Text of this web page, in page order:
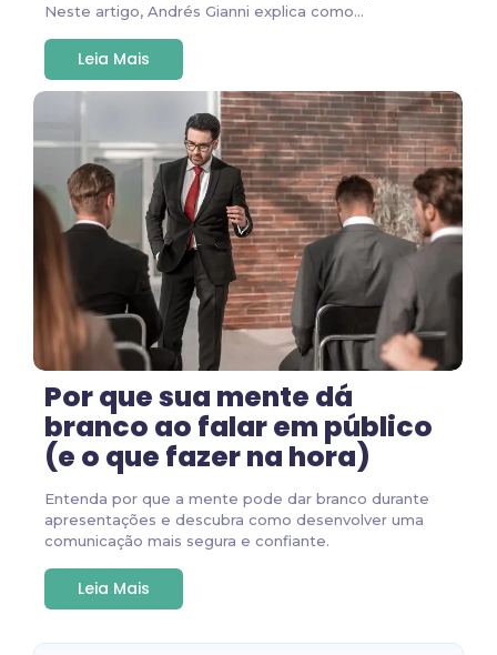
Neste artigo, Andrés Gianni explica como...
Leia Mais
Por que sua mente dá
branco ao falar em público
(e o que fazer na hora)
Entenda por que a mente pode dar branco durante
apresentações e descubra como desenvolver uma
comunicação mais segura e confiante.
Leia Mais